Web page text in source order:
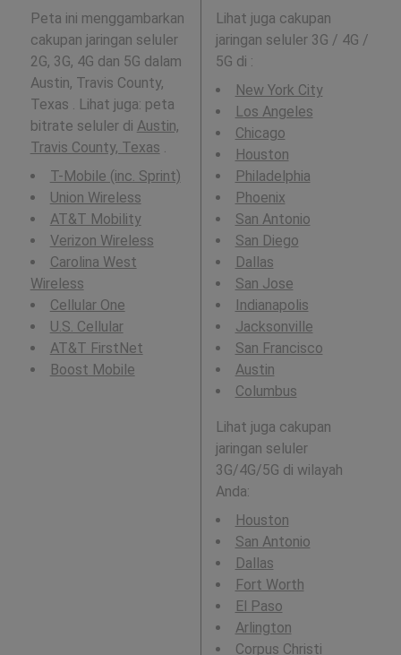
Peta ini menggambarkan
cakupan jaringan seluler
2G, 3G, 4G dan 5G dalam
Austin, Travis County,
Texas . Lihat juga: peta
bitrate seluler di Austin,
Travis County, Texas .
T-Mobile (inc. Sprint)
Union Wireless
AT&T Mobility
Verizon Wireless
Carolina West
Wireless
Cellular One
U.S. Cellular
AT&T FirstNet
Boost Mobile
Lihat juga cakupan
jaringan seluler 3G / 4G /
5G di :
New York City
Los Angeles
Chicago
Houston
Philadelphia
Phoenix
San Antonio
San Diego
Dallas
San Jose
Indianapolis
Jacksonville
San Francisco
Austin
Columbus
Lihat juga cakupan
jaringan seluler
3G/4G/5G di wilayah
Anda:
Houston
San Antonio
Dallas
Fort Worth
El Paso
Arlington
Corpus Christi